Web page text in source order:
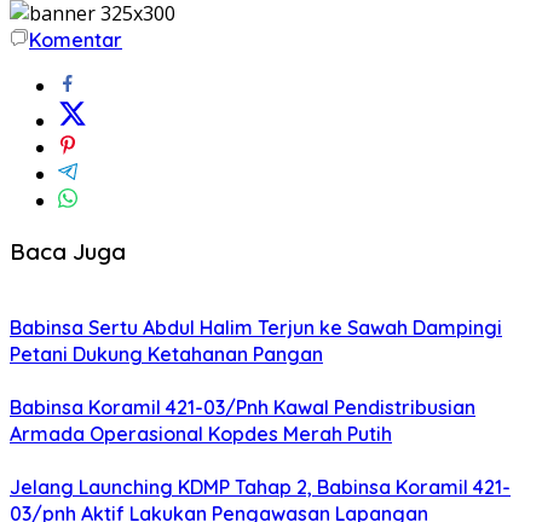
Komentar
Baca Juga
Babinsa Sertu Abdul Halim Terjun ke Sawah Dampingi
Petani Dukung Ketahanan Pangan
Babinsa Koramil 421-03/Pnh Kawal Pendistribusian
Armada Operasional Kopdes Merah Putih
Jelang Launching KDMP Tahap 2, Babinsa Koramil 421-
03/pnh Aktif Lakukan Pengawasan Lapangan